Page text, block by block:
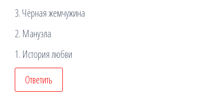
3. Чёрная жемчужина
2. Мануэла
1. История любви
Ответить